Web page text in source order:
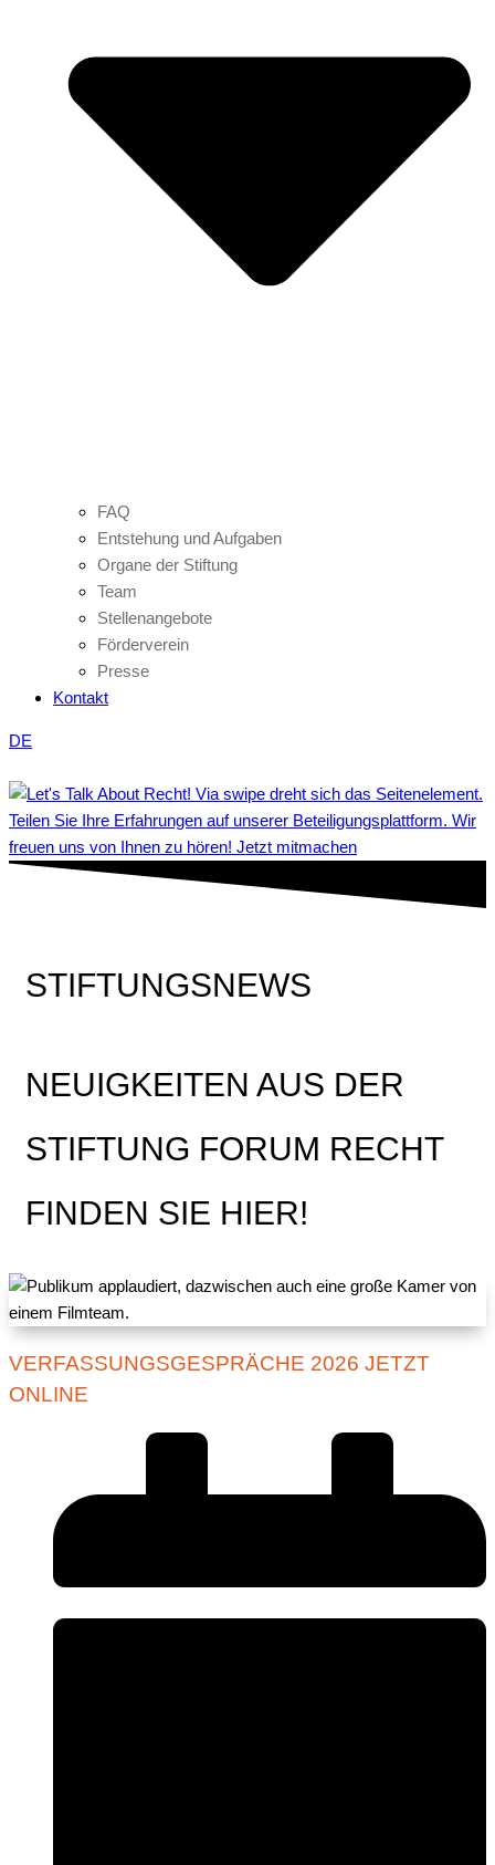
FAQ
Entstehung und Aufgaben
Organe der Stiftung
Team
Stellenangebote
Förderverein
Presse
Kontakt
DE
Teilen Sie Ihre Erfahrungen auf unserer Beteiligungsplattform. Wir
freuen uns von Ihnen zu hören! Jetzt mitmachen
STIFTUNGSNEWS
NEUIGKEITEN AUS DER
STIFTUNG FORUM RECHT
FINDEN SIE HIER!
VERFASSUNGSGESPRÄCHE 2026 JETZT
ONLINE